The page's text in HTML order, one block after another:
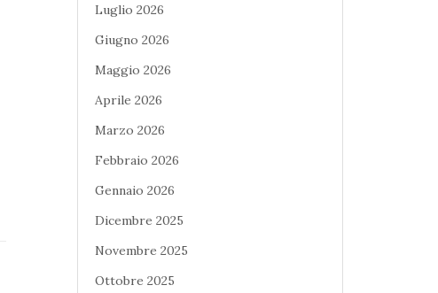
Luglio 2026
Giugno 2026
Maggio 2026
Aprile 2026
Marzo 2026
Febbraio 2026
Gennaio 2026
Dicembre 2025
Novembre 2025
Ottobre 2025